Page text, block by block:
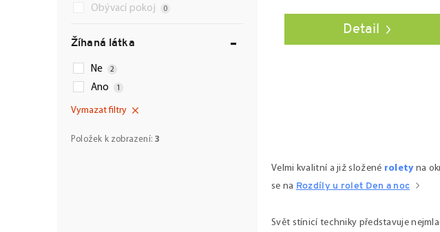
Obývací pokoj 0
Žíhaná látka
Ne 2
Ano 1
Vymazat filtry
Položek k zobrazení:3
Detail
á
a
í
Velmi kvalitní a již složené rolety na
se na Rozdíly u rolet Den a noc
Svět stínicí techniky představuje